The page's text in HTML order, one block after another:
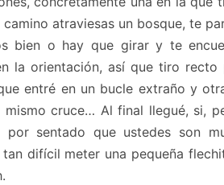
atraviesas un bosque, te
bien o hay que girar y te
la orientación, así que tiro
entré en un bucle extraño y
cruce… Al final llegué, si,
sentado que ustedes son
difícil meter una pequeña